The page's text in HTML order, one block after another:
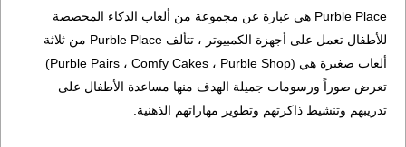
Purble Place هي عبارة عن مجموعة من ألعاب الذكاء المخصصة
للأطفال تعمل على أجهزة الكمبيوتر ، تتألف Purble Place من ثلاثة
ألعاب صغيرة هي (Purble Pairs ، Comfy Cakes ، Purble Shop)
تعرض صوراً ورسومات جميلة الهدف منها مساعدة الأطفال على
تدريبهم وتنشيط ذاكرتهم وتطوير مهاراتهم الذهنية.